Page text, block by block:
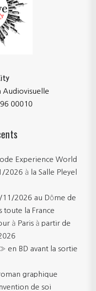
Audiovisuelle
00010
Experience World
à la Salle Pleyel
11/2026 au Dôme de
toute la France
à Paris à partir de
en BD avant la sortie
graphique
de soi